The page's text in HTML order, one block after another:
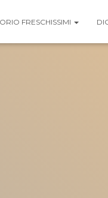
FRESCHISSIMI